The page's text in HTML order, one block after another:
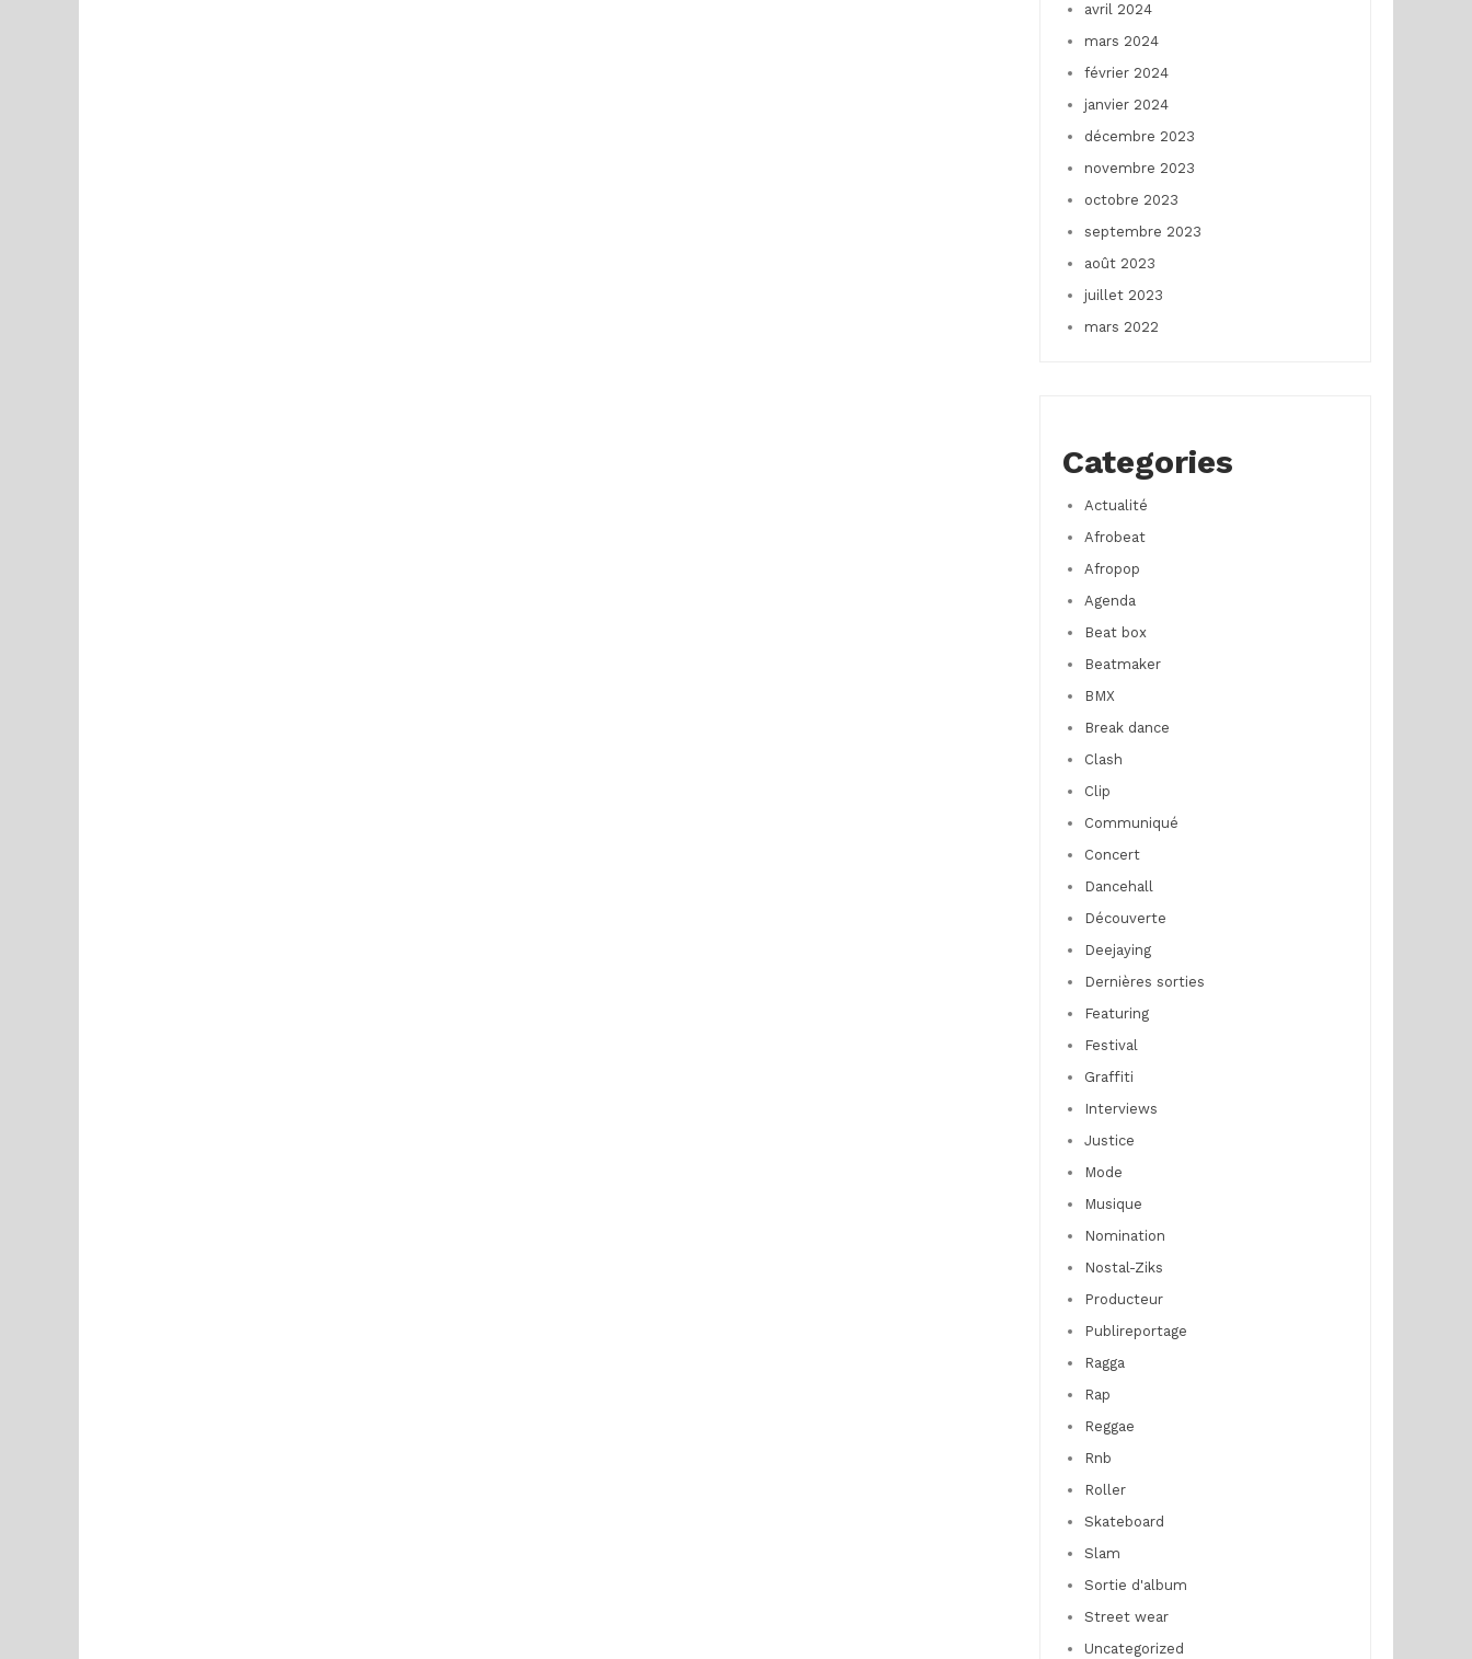
avril 2024
mars 2024
février 2024
janvier 2024
décembre 2023
novembre 2023
octobre 2023
septembre 2023
août 2023
juillet 2023
mars 2022
Categories
Actualité
Afrobeat
Afropop
Agenda
Beat box
Beatmaker
BMX
Break dance
Clash
Clip
Communiqué
Concert
Dancehall
Découverte
Deejaying
Dernières sorties
Featuring
Festival
Graffiti
Interviews
Justice
Mode
Musique
Nomination
Nostal-Ziks
Producteur
Publireportage
Ragga
Rap
Reggae
Rnb
Roller
Skateboard
Slam
Sortie d'album
Street wear
Uncategorized